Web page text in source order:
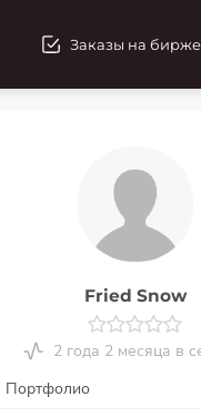
Заказы на бирже
Fried Snow
2 года 2 месяца в
Портфолио